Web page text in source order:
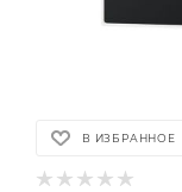
В ИЗБРАННОЕ